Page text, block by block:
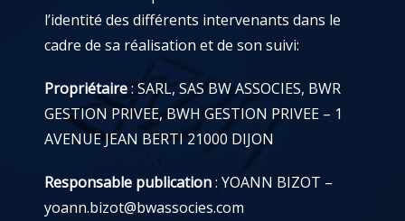
l’identité des différents intervenants dans le
cadre de sa réalisation et de son suivi:
Propriétaire: SARL, SAS BW ASSOCIES, BWR
GESTION PRIVEE, BWH GESTION PRIVEE – 1
AVENUE JEAN BERTI 21000 DIJON
Responsable publication: YOANN BIZOT –
yoann.bizot@bwassocies.com